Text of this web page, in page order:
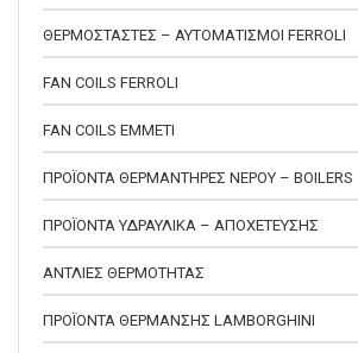
ΘΕΡΜΟΣΤΑΣΤΕΣ – ΑΥΤΟΜΑΤΙΣΜΟΙ FERROLI
FAN COILS FERROLI
FAN COILS EMMETI
ΠΡΟΪΟΝΤΑ ΘΕΡΜΑΝΤΗΡΕΣ ΝΕΡΟΥ – BOILERS
ΠΡΟΪΟΝΤΑ ΥΔΡΑΥΛΙΚΑ – ΑΠΟΧΕΤΕΥΣΗΣ
ΑΝΤΛΙΕΣ ΘΕΡΜΟΤΗΤΑΣ
ΠΡΟΪΟΝΤΑ ΘΕΡΜΑΝΣΗΣ LAMBORGHINI